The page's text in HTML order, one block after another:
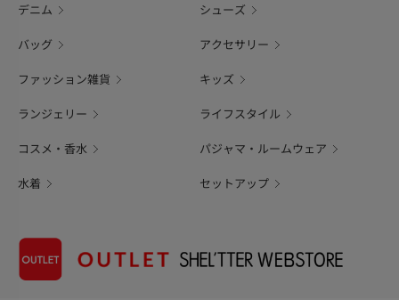
デニム シューズ
バッグ アクセサリー
ファッション雑貨 キッズ
ランジェリー ライフスタイル
コスメ・香水 パジャマ・ルームウェア
水着 セットアップ